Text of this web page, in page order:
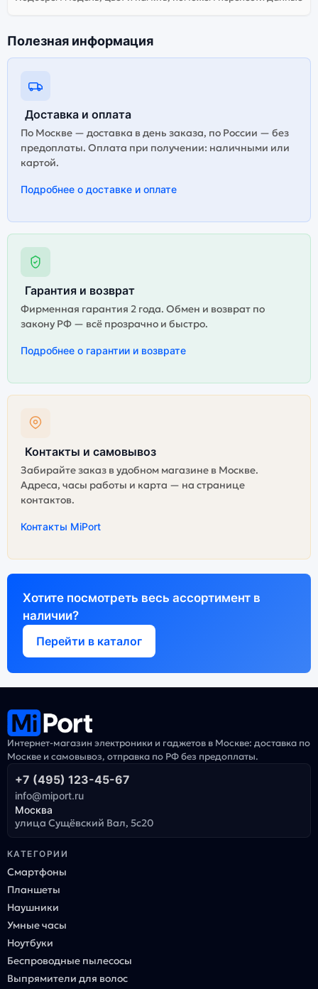
Полезная информация
Доставка и оплата
По Москве — доставка в день заказа, по России — без
предоплаты. Оплата при получении: наличными или
картой.
Подробнее о доставке и оплате
Гарантия и возврат
Фирменная гарантия 2 года. Обмен и возврат по
закону РФ — всё прозрачно и быстро.
Подробнее о гарантии и возврате
Контакты и самовывоз
Забирайте заказ в удобном магазине в Москве.
Адреса, часы работы и карта — на странице
контактов.
Контакты MiPort
Хотите посмотреть весь ассортимент в
наличии?
Перейти в каталог
Интернет-магазин электроники и гаджетов в Москве: доставка по
Москве и самовывоз, отправка по РФ без предоплаты.
+7 (495) 123-45-67
info@miport.ru
Москва
улица Сущёвский Вал, 5с20
КАТЕГОРИИ
Смартфоны
Планшеты
Наушники
Умные часы
Ноутбуки
Беспроводные пылесосы
Выпрямители для волос